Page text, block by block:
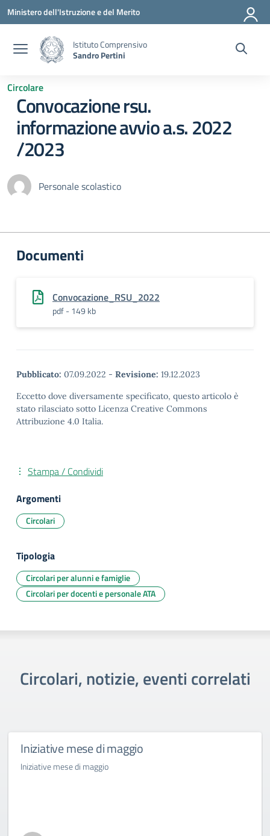
Vai ai contenuti
Vai al menu di navigazione
Vai al footer
Ministero dell'Istruzione e del Merito
Istituto Comprensivo
Sandro Pertini
Circolare
Convocazione rsu.
informazione avvio a.s. 2022
/2023
Personale scolastico
Documenti
Convocazione_RSU_2022
pdf - 149 kb
Pubblicato: 07.09.2022 - Revisione: 19.12.2023
Eccetto dove diversamente specificato, questo articolo è
stato rilasciato sotto Licenza Creative Commons
Attribuzione 4.0 Italia.
Stampa / Condividi
Argomenti
Circolari
Tipologia
Circolari per alunni e famiglie
Circolari per docenti e personale ATA
Circolari, notizie, eventi correlati
Iniziative mese di maggio
Iniziative mese di maggio